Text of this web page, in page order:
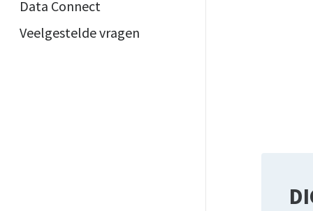
Data Connect
Veelgestelde vragen